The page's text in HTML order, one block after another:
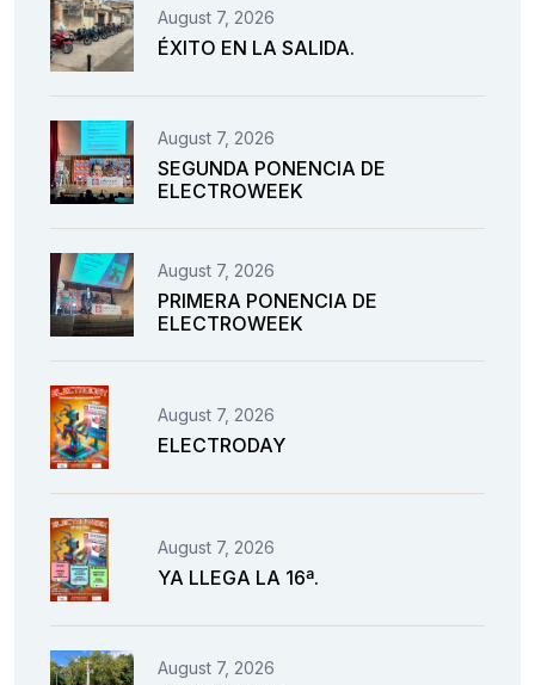
August 7, 2026
ÉXITO EN LA SALIDA.
August 7, 2026
SEGUNDA PONENCIA DE
ELECTROWEEK
August 7, 2026
PRIMERA PONENCIA DE
ELECTROWEEK
August 7, 2026
ELECTRODAY
August 7, 2026
YA LLEGA LA 16ª.
August 7, 2026